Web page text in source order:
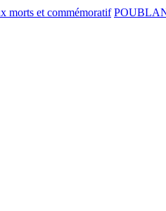
morts et commémoratif